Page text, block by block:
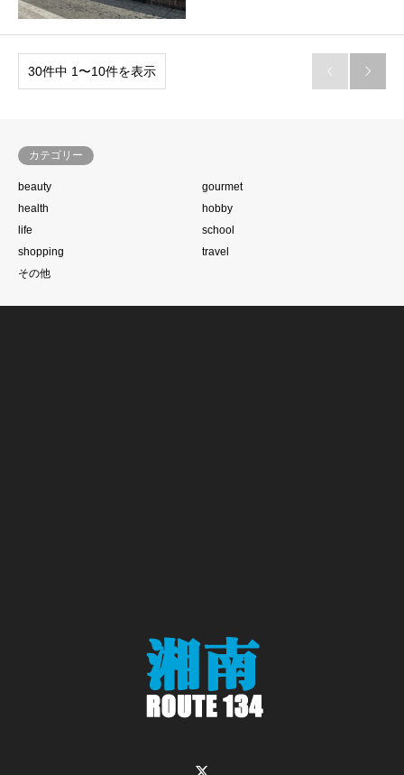
30件中 1〜10件を表示  
カテゴリー
beauty
gourmet
health
hobby
life
school
shopping
travel
その他